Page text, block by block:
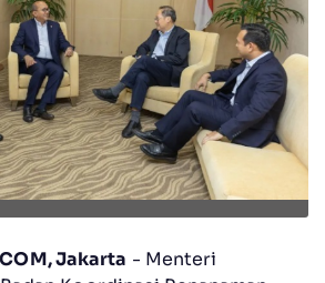
Jakarta - Menteri